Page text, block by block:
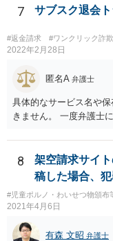
ってきてもお金は払わ
7 サブスク退会
#返金請求 #ワンクリック詐欺
2022年2月28日
匿名A 弁護士
具体的なサービス名や
きません。 一度弁護士
8
架空請求サイ
稿した場合、
#児童ポルノ・わいせつ物頒布
2021年4月6日
有森 文昭 弁護士